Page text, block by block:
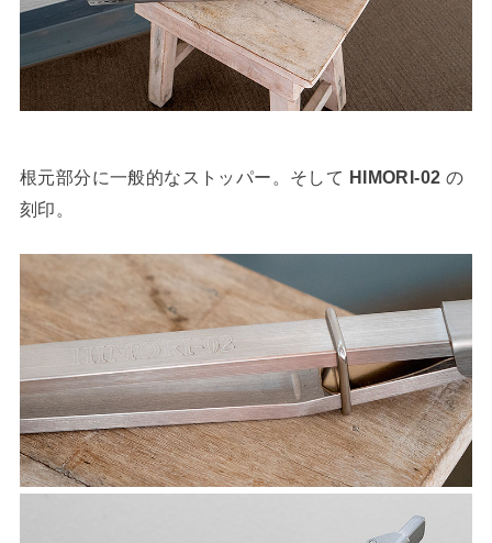
根元部分に一般的なストッパー。そして HIMORI-02 の
刻印。